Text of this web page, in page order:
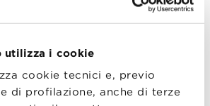
utilizza i cookie
cookie tecnici e, previo
di profilazione, anche di terze
data scientist varia molto sia per